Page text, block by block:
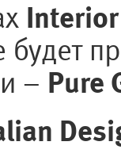
будет
– Pure